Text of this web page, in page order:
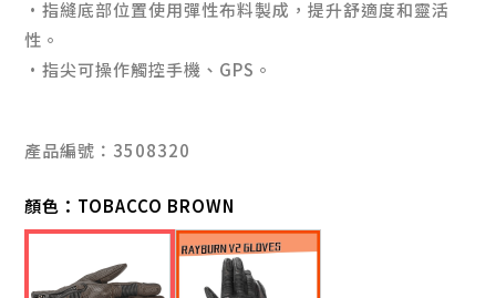
·指縫底部位置使用彈性布料製成，提升舒適度和靈活
性。
·指尖可操作觸控手機、GPS。
產品編號：3508320
顏色： TOBACCO BROWN